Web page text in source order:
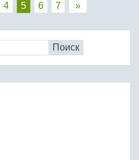
4 5 6 7 »
Поиск